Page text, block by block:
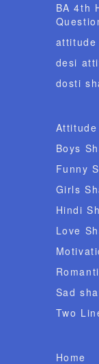
BA 4th
desi
dosti
Boys
Funny
Girls
Hindi
Love
Sad
Two
Home